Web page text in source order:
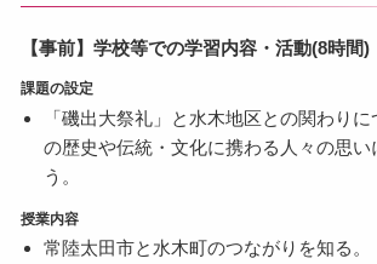
【事前】学校等での学習内容・活動(8時間)
課題の設定
「磯出大祭礼」と水木地区との関わり
の歴史や伝統・文化に携わる人々の思い
う。
授業内容
常陸太田市と水木町のつながりを知る。